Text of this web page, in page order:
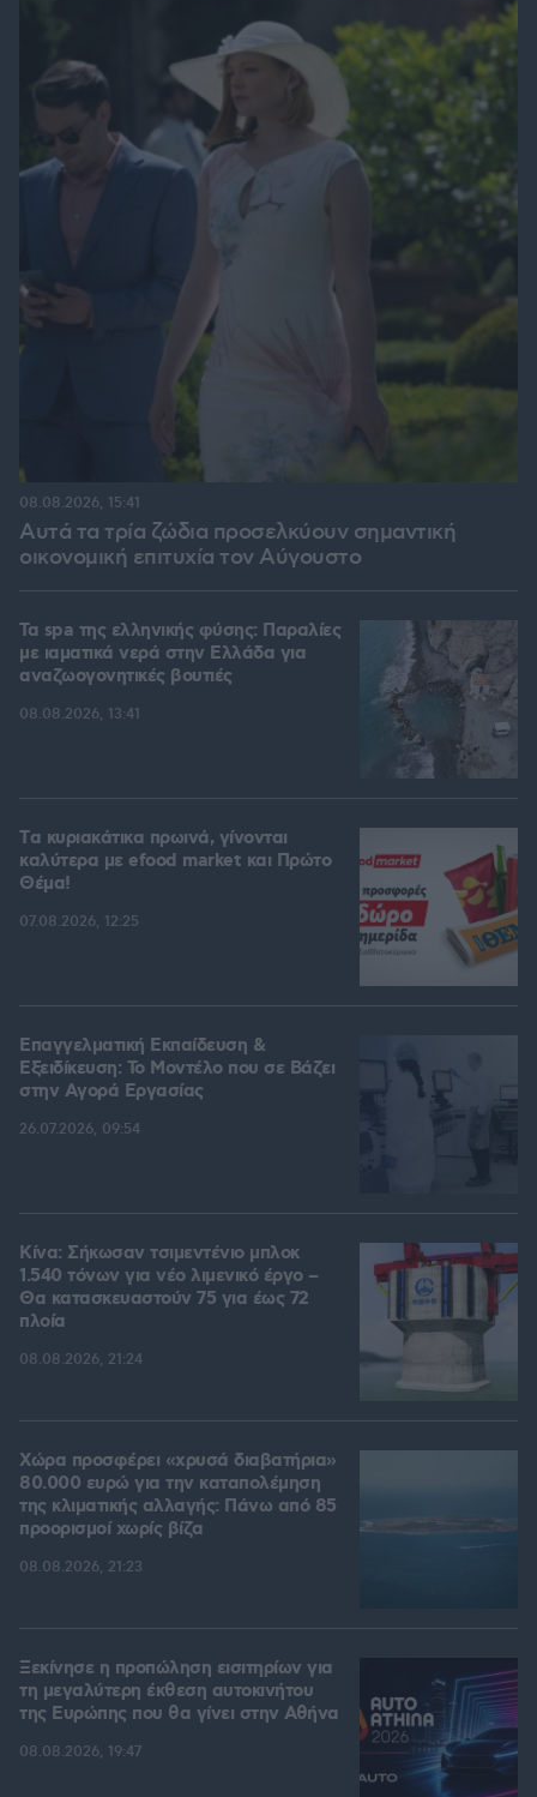
Αυτά τα τρία ζώδια προσελκύουν σημαντική
οικονομική επιτυχία τον Αύγουστο
08.08.2026, 15:41
Τα spa της ελληνικής φύσης: Παραλίες
με ιαματικά νερά στην Ελλάδα για
αναζωογονητικές βουτιές
08.08.2026, 13:41
Tα κυριακάτικα πρωινά, γίνονται
καλύτερα με efood market και Πρώτο
Θέμα!
07.08.2026, 12:25
Επαγγελματική Εκπαίδευση &
Εξειδίκευση: Το Mοντέλο που σε Bάζει
στην Aγορά Eργασίας
26.07.2026, 09:54
Κίνα: Σήκωσαν τσιμεντένιο μπλοκ
1.540 τόνων για νέο λιμενικό έργο –
Θα κατασκευαστούν 75 για έως 72
πλοία
08.08.2026, 21:24
Χώρα προσφέρει «χρυσά διαβατήρια»
80.000 ευρώ για την καταπολέμηση
της κλιματικής αλλαγής: Πάνω από 85
προορισμοί χωρίς βίζα
08.08.2026, 21:23
Ξεκίνησε η προπώληση εισιτηρίων για
τη μεγαλύτερη έκθεση αυτοκινήτου
της Ευρώπης που θα γίνει στην Αθήνα
08.08.2026, 19:47